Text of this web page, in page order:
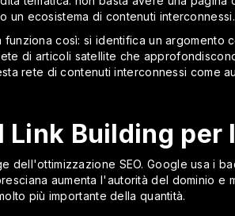
un ecosistema di contenuti interconnessi.
così: si identifica un argomento
di articoli satellite che
rete di contenuti interconnessi come
Link Building per
dell'ottimizzazione SEO. Google usa i
aumenta l'autorità del dominio e
più importante della quantità.